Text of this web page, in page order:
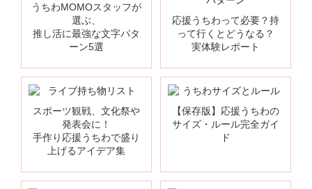
うちわMOMOスタッフが
選ぶ、
推し活に最強な文字パタ
ーン5選
応援うちわって必要？持
って行くとどうなる？
実体験レポート
スポーツ観戦、文化祭や
発表会に！
手作り応援うちわで盛り
上げるアイデア集
【保存版】応援うちわの
サイズ・ルール完全ガイ
ド